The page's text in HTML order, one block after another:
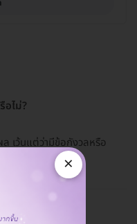
ไม่?
เว้นแต่ว่ามีข้อกังวลหรือ
ไร?
×